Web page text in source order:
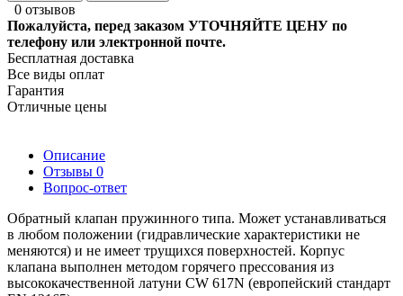
0 отзывов
Пожалуйста, перед заказом УТОЧНЯЙТЕ ЦЕНУ по
телефону или электронной почте.
Бесплатная доставка
Все виды оплат
Гарантия
Отличные цены
Описание
Отзывы 0
Вопрос-ответ
Обратный клапан пружинного типа. Может устанавливаться
в любом положении (гидравлические характеристики не
меняются) и не имеет трущихся поверхностей. Корпус
клапана выполнен методом горячего прессования из
высококачественной латуни CW 617N (европейский стандарт